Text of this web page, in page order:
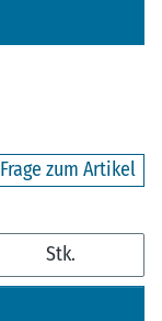
Frage zum Artikel
Stk.